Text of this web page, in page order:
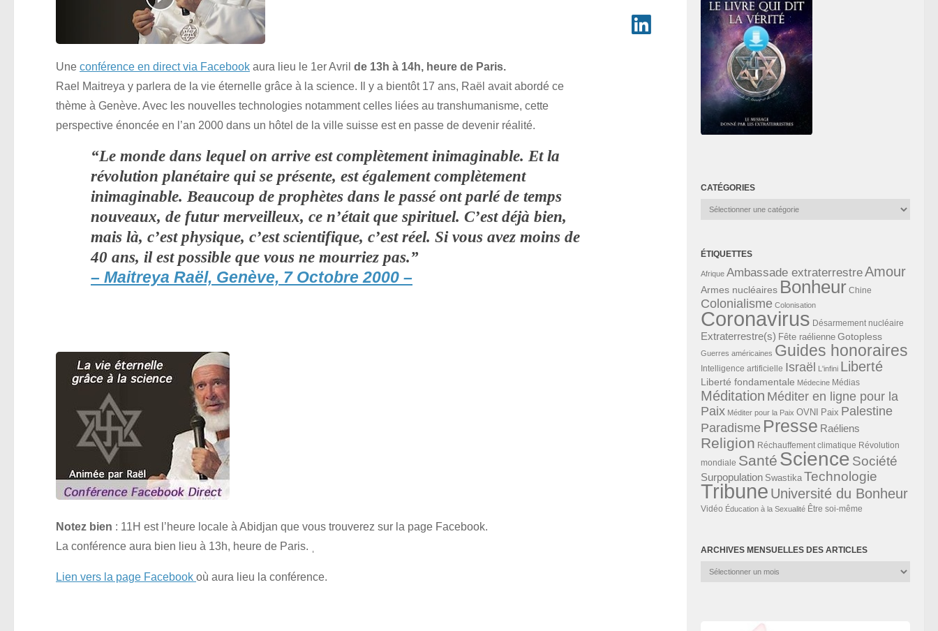
Une conférence en direct via Facebook aura lieu le 1er Avril de 13h à 14h, heure de Paris.
Rael Maitreya y parlera de la vie éternelle grâce à la science. Il y a bientôt 17 ans, Raël avait abordé ce
thème à Genève. Avec les nouvelles technologies notamment celles liées au transhumanisme, cette
perspective énoncée en l’an 2000 dans un hôtel de la ville suisse est en passe de devenir réalité.
“Le monde dans lequel on arrive est complètement inimaginable. Et la
révolution planétaire qui se présente, est également complètement
inimaginable. Beaucoup de prophètes dans le passé ont parlé de temps
nouveaux, de futur merveilleux, ce n’était que spirituel. C’est déjà bien,
mais là, c’est physique, c’est scientifique, c’est réel. Si vous avez moins de
40 ans, il est possible que vous ne mourriez pas.”
– Maitreya Raël, Genève, 7 Octobre 2000 –
Notez bien : 11H est l’heure locale à Abidjan que vous trouverez sur la page Facebook.
La conférence aura bien lieu à 13h, heure de Paris. ˌ
Lien vers la page Facebook où aura lieu la conférence.
CATÉGORIES
Catégories
ÉTIQUETTES
Afrique Ambassade extraterrestreAmour
Armes nucléaires Bonheur Chine
Colonialisme Colonisation
Coronavirus Désarmement nucléaire
Extraterrestre(s) Fête raélienne Gotopless
Guerres américaines Guides honoraires
Intelligence artificielle Israël L'infini Liberté
Liberté fondamentale Médecine Médias
Méditation Méditer en ligne pour la
Paix Méditer pour la Paix OVNI Paix Palestine
Paradisme Presse Raéliens
Religion Réchauffement climatique Révolution
mondiale Santé Science Société
Surpopulation Swastika Technologie
Tribune Université du Bonheur
Vidéo Éducation à la Sexualité Être soi-même
ARCHIVES MENSUELLES DES ARTICLES
Archives